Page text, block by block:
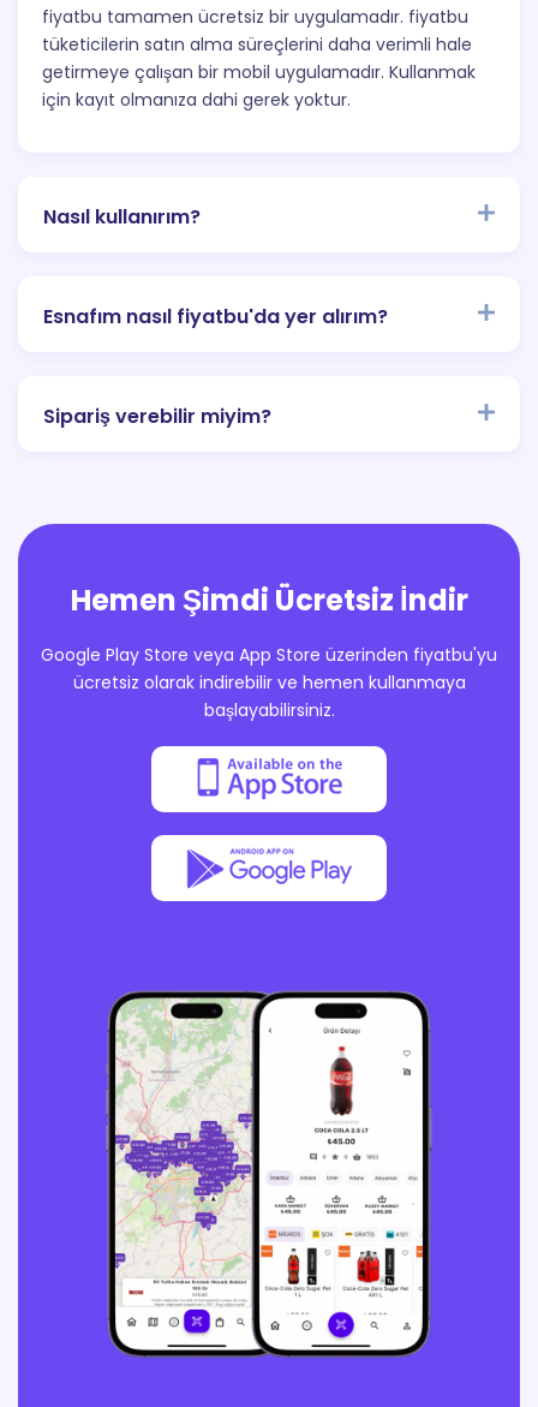
fiyatbu tamamen ücretsiz bir uygulamadır. fiyatbu
tüketicilerin satın alma süreçlerini daha verimli hale
getirmeye çalışan bir mobil uygulamadır. Kullanmak
için kayıt olmanıza dahi gerek yoktur.
Nasıl kullanırım?
Esnafım nasıl fiyatbu'da yer alırım?
Sipariş verebilir miyim?
Hemen Şimdi Ücretsiz İndir
Google Play Store veya App Store üzerinden fiyatbu'yu
ücretsiz olarak indirebilir ve hemen kullanmaya
başlayabilirsiniz.